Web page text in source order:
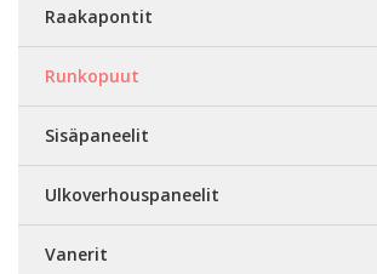
Raakapontit
Runkopuut
Sisäpaneelit
Ulkoverhouspaneelit
Vanerit